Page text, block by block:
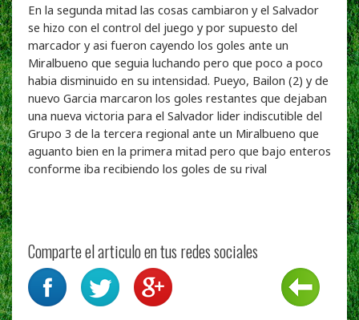
En la segunda mitad las cosas cambiaron y el Salvador
se hizo con el control del juego y por supuesto del
marcador y asi fueron cayendo los goles ante un
Miralbueno que seguia luchando pero que poco a poco
habia disminuido en su intensidad. Pueyo, Bailon (2) y de
nuevo Garcia marcaron los goles restantes que dejaban
una nueva victoria para el Salvador lider indiscutible del
Grupo 3 de la tercera regional ante un Miralbueno que
aguanto bien en la primera mitad pero que bajo enteros
conforme iba recibiendo los goles de su rival
Comparte el articulo en tus redes sociales